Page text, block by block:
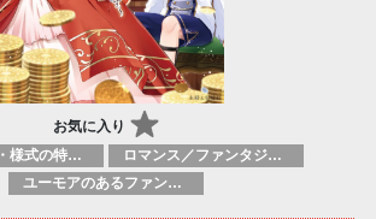
お気に入り
小説：形式・様式の特徴：ラノベ（ライトノベルズ）
ロマンス／ファンタジー ロマンス／超常現象
ユーモアのあるファンタジー